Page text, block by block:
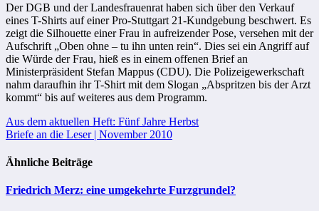
Der DGB und der Landesfrauenrat haben sich über den Verkauf
eines T-Shirts auf einer Pro-Stuttgart 21-Kundgebung beschwert. Es
zeigt die Silhouette einer Frau in aufreizender Pose, versehen mit der
Aufschrift „Oben ohne – tu ihn unten rein“. Dies sei ein Angriff auf
die Würde der Frau, hieß es in einem offenen Brief an
Ministerpräsident Stefan Mappus (CDU). Die Polizeigewerkschaft
nahm daraufhin ihr T-Shirt mit dem Slogan „Abspritzen bis der Arzt
kommt“ bis auf weiteres aus dem Programm.
Beitragsnavigation
Aus dem aktuellen Heft: Fünf Jahre Herbst
Briefe an die Leser | November 2010
Ähnliche Beiträge
Friedrich Merz: eine umgekehrte Furzgrundel?